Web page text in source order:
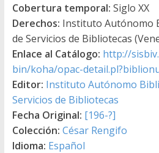
Cobertura temporal: Siglo XX
Derechos: Instituto Autónomo
de Servicios de Bibliotecas
Enlace al Catálogo: http://
bin/koha/opac-
Editor: Instituto Autónomo
Servicios de Bibliotecas
Fecha Original: [196-?]
Colección: César Rengifo
Idioma: Español